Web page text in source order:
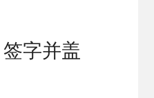
字并盖